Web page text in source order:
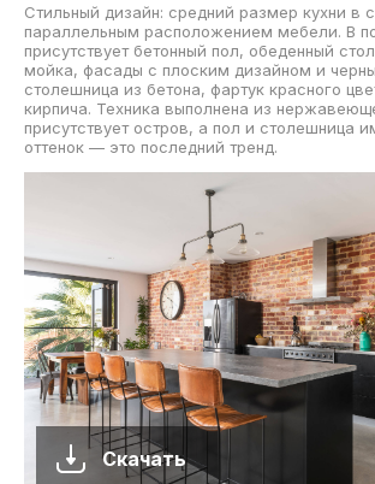
Стильный дизайн: средний размер кухни в
параллельным расположением мебели. В
присутствует бетонный пол, обеденный
мойка, фасады с плоским дизайном и
столешница из бетона, фартук красного
кирпича. Техника выполнена из
присутствует остров, а пол и столешница
оттенок — это последний тренд.
Скачать